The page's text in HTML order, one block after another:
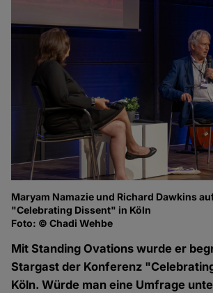
Maryam Namazie und Richard Dawkins
"Celebrating Dissent" in Köln
Foto: © Chadi Wehbe
Mit Standing Ovations wurde er
Stargast der Konferenz
Köln. Würde man eine Umfrage